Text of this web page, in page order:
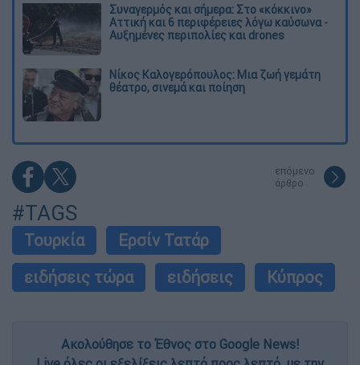
Συναγερμός και σήμερα: Στο «κόκκινο»
Αττική και 6 περιφέρειες λόγω καύσωνα -
Αυξημένες περιπολίες και drones
Νίκος Καλογερόπουλος: Μια ζωή γεμάτη
θέατρο, σινεμά και ποίηση
επόμενο
άρθρο
#TAGS
Τουρκία
Ερσίν Τατάρ
ειδήσεις τώρα
ειδήσεις Κύπρος
Ακολούθησε το Έθνος στο Google News!